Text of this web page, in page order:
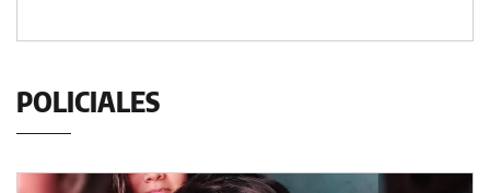
POLICIALES